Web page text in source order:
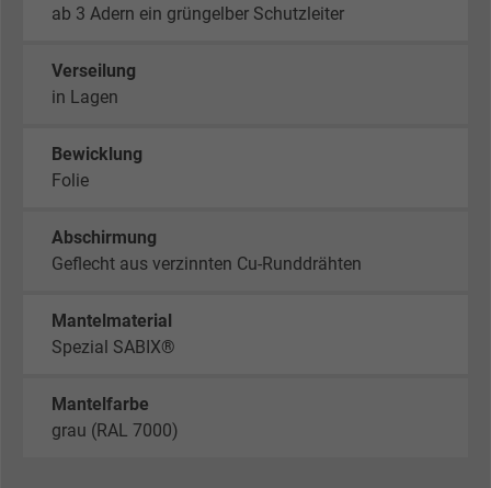
ab 3 Adern ein grüngelber Schutzleiter
Verseilung
in Lagen
Bewicklung
Folie
Abschirmung
Geflecht aus verzinnten Cu-Runddrähten
Mantelmaterial
Spezial SABIX®
Mantelfarbe
grau (RAL 7000)